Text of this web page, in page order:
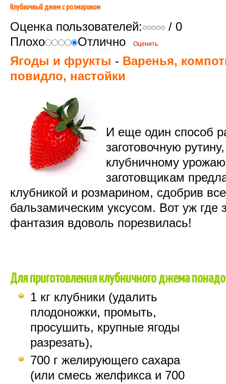
Клубничный джем с розмарином
Оценка пользователей:
/ 0
Плохо
Отлично
Ягоды и фрукты - Варенья,
повидло, настойки
И еще один способ
заготовочную
клубничному
заготовщикам
клубникой и розмарином, сдобрив
бальзамическим уксусом. Вот уж где
фантазия вдоволь порезвилась!
Для приготовления клубничного джема
1 кг клубники (удалить
плодоножки, промыть,
просушить, крупные ягоды
разрезать),
700 г желирующего сахара
(или смесь желфикса и 700